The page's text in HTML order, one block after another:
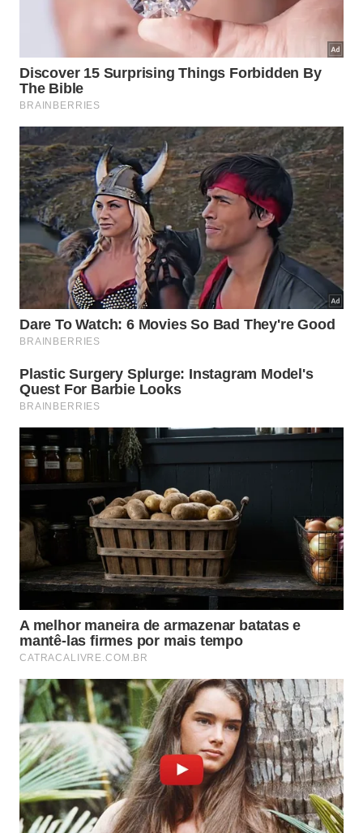
Por que o calor úmido potencializa a
higienização do eletrodoméstico?
A física por trás desse método inovador explica o
motivo de sua alta eficiência em superfícies
engorduradas. Quando a água misturada com o
limão ferve, ela libera um densovapor quente que
se espalha por todos os cantos do eletrodoméstico.
Dinâmica Molecular
do Vapor
Amolecimento térmico imediato
As micropartículas de água aquecida
penetram nas camadas mais densas de óleo
vegetal ou gordura animal depositadas.
A alta temperatura rompe as ligações
químicas dos resíduos secos, descolando os
detritos sem esforço mecânico.
A escolha do recipiente adequado garante a